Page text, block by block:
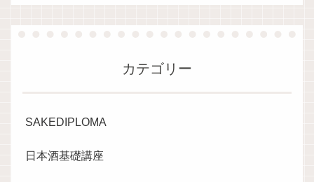
カテゴリー
SAKEDIPLOMA
日本酒基礎講座